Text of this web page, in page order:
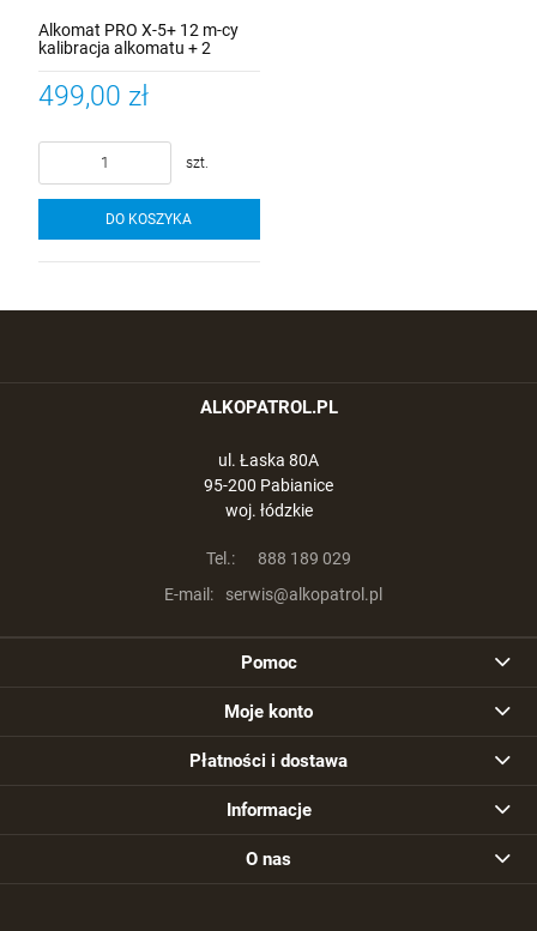
Alkomat PRO X-5+ 12 m-cy
kalibracja alkomatu + 2
mata na szybę
samochodową
499,00 zł
szt.
DO KOSZYKA
ALKOPATROL.PL
ul. Łaska 80A
95-200 Pabianice
woj. łódzkie
Tel.:
888 189 029
E-mail:
serwis@alkopatrol.pl
Pomoc
Moje konto
Płatności i dostawa
Informacje
O nas